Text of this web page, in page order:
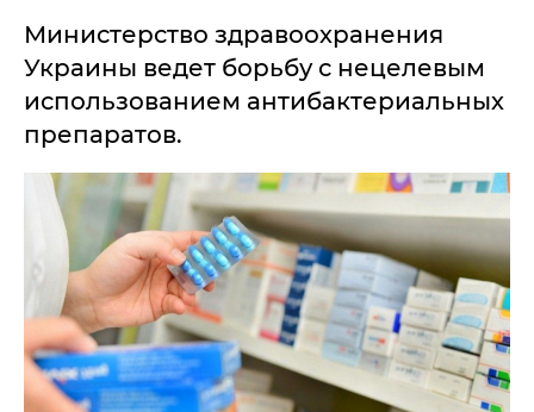
Министерство здравоохранения
Украины ведет борьбу с нецелевым
использованием антибактериальных
препаратов.